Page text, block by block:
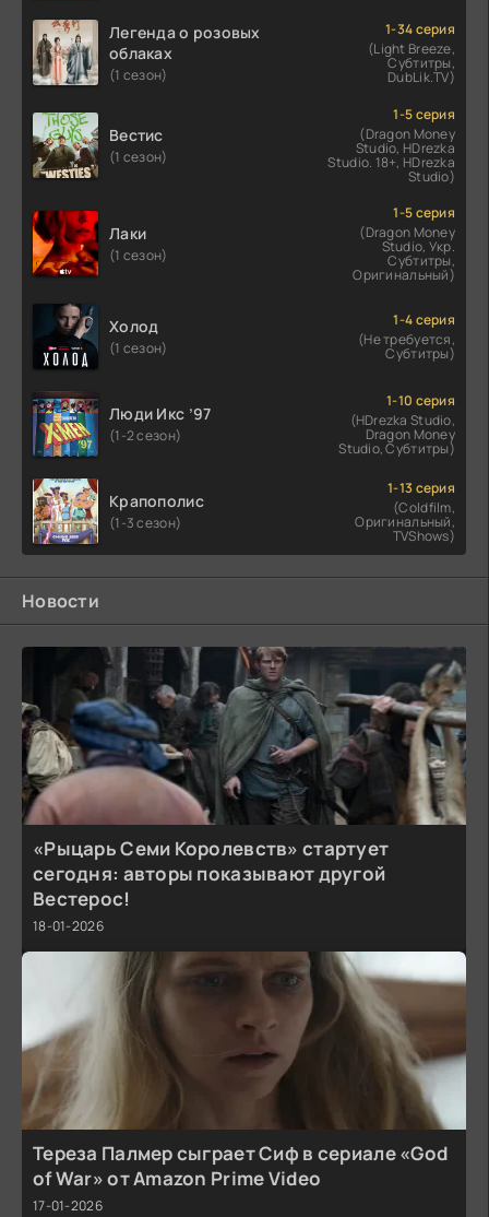
Легенда о розовых
облаках
(1 сезон)
1-34 серия
(Light Breeze,
Субтитры,
DubLik.TV)
Вестис
(1 сезон)
1-5 серия
(Dragon Money
Studio, HDrezka
Studio. 18+, HDrezka
Studio)
Лаки
(1 сезон)
1-5 серия
(Dragon Money
Studio, Укр.
Субтитры,
Оригинальный)
Холод
(1 сезон)
1-4 серия
(Не требуется,
Субтитры)
Люди Икс ’97
(1-2 сезон)
1-10 серия
(HDrezka Studio,
Dragon Money
Studio, Субтитры)
Крапополис
(1-3 сезон)
1-13 серия
(Coldfilm,
Оригинальный,
TVShows)
Новости
«Рыцарь Семи Королевств» стартует
сегодня: авторы показывают другой
Вестерос!
18-01-2026
Тереза Палмер сыграет Сиф в сериале «God
of War» от Amazon Prime Video
17-01-2026